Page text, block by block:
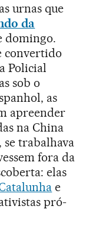
urnas que
da
domingo.
convertido
Policial
sob o
as
apreender
na China
se trabalhava
fora da
elas
e
pró-